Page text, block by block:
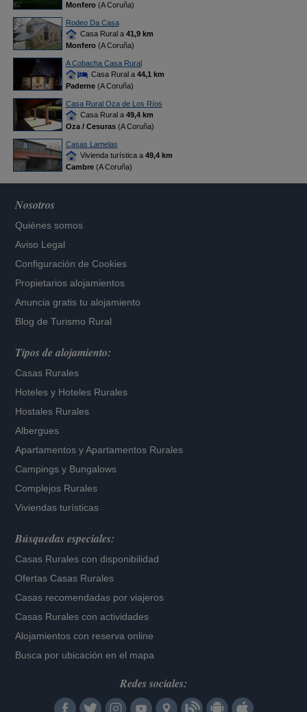
Monfero(A Coruña)
Rodeo Da Casa
Casa Rural a 41,9 km
Monfero(A Coruña)
A Cobacha Casa Rural
Casa Rural a 44,1 km
Paderne(A Coruña)
Casa Rural Oza de Los Ríos
Casa Rural a 49,4 km
Oza / Cesuras(A Coruña)
Casas Lamelas
Vivienda turística a 49,4 km
Cambre(A Coruña)
Nosotros
Quiénes somos
Aviso Legal
Configuración de Cookies
Propietarios alojamientos
Anuncia gratis tu alojamiento
Blog de Turismo Rural
Tipos de alojamiento:
Casas Rurales
Hoteles y Hoteles Rurales
Hostales Rurales
Albergues
Apartamentos yApartamentos Rurales
Campings y Bungalows
Complejos Rurales
Viviendas turísticas
Búsquedas especiales:
Casas Rurales con disponibilidad
Ofertas Casas Rurales
Casas recomendadas por viajeros
Casas Rurales con actividades
Alojamientos con reserva online
Busca por ubicación en el mapa
Redes sociales: